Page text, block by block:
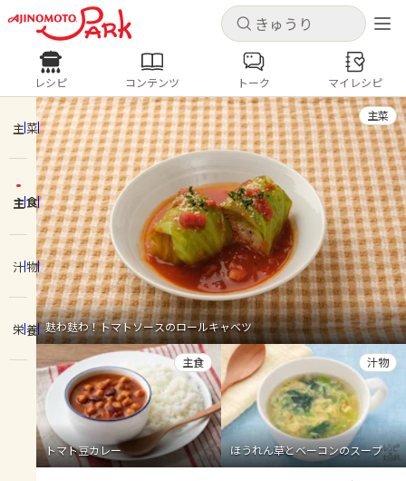
キャンセル
ログインするとレシピを保存できます
ログイン 新規登録
ホーム
コンテンツ
レシピ
トーク
よくあるお問い合わせ
お買い物
キャンセル
レシピ コンテンツ
人気の食材・レシピ
きゅうり なす トマト
とうもろこし
ピーマン
みょうが ゴーヤ
レシピ コンテンツ トーク マイレシピ
主菜
主食
汁物
栄養 麩わ麩わ！トマトソースのロールキャベツ
主菜
トマト豆カレー
主食
ほうれん草とベーコンのスープ
汁物